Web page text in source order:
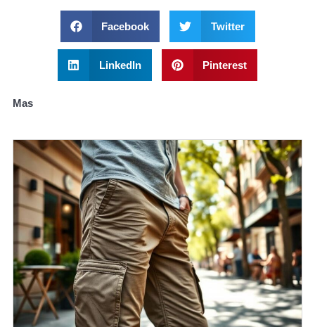
Facebook Twitter
LinkedIn Pinterest
Mas